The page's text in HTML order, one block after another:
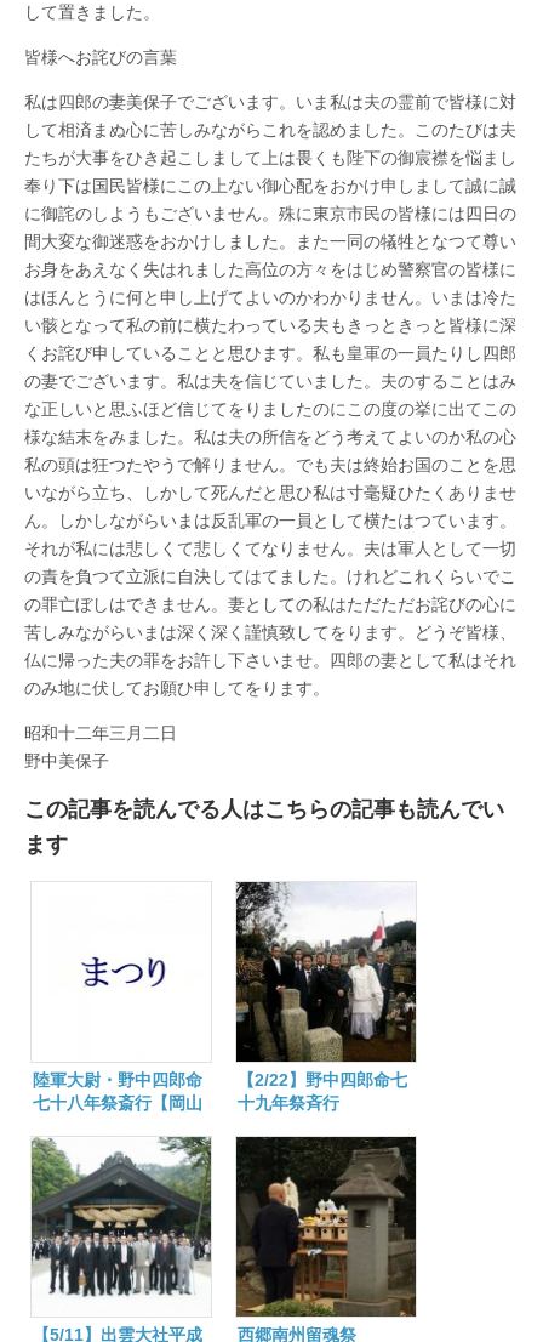
して置きました。
皆様へお詫びの言葉
私は四郎の妻美保子でございます。いま私は夫の霊前で皆様に対
して相済まぬ心に苦しみながらこれを認めました。このたびは夫
たちが大事をひき起こしまして上は畏くも陛下の御宸襟を悩まし
奉り下は国民皆様にこの上ない御心配をおかけ申しまして誠に誠
に御詫のしようもございません。殊に東京市民の皆様には四日の
間大変な御迷惑をおかけしました。また一同の犠牲となつて尊い
お身をあえなく失はれました高位の方々をはじめ警察官の皆様に
はほんとうに何と申し上げてよいのかわかりません。いまは冷た
い骸となって私の前に横たわっている夫もきっときっと皆様に深
くお詫び申していることと思ひます。私も皇軍の一員たりし四郎
の妻でございます。私は夫を信じていました。夫のすることはみ
な正しいと思ふほど信じてをりましたのにこの度の挙に出てこの
様な結末をみました。私は夫の所信をどう考えてよいのか私の心
私の頭は狂つたやうで解りません。でも夫は終始お国のことを思
いながら立ち、しかして死んだと思ひ私は寸毫疑ひたくありませ
ん。しかしながらいまは反乱軍の一員として横たはつています。
それが私には悲しくて悲しくてなりません。夫は軍人として一切
の責を負つて立派に自決してはてました。けれどこれくらいでこ
の罪亡ぼしはできません。妻としての私はただただお詫びの心に
苦しみながらいまは深く深く謹慎致してをります。どうぞ皆様、
仏に帰った夫の罪をお許し下さいませ。四郎の妻として私はそれ
のみ地に伏してお願ひ申してをります。
昭和十二年三月二日
野中美保子
この記事を読んでる人はこちらの記事も読んでい
ます
陸軍大尉・野中四郎命
七十八年祭斎行【岡山
【2/22】野中四郎命七
十九年祭斉行
【5/11】出雲大社平成 西郷南州留魂祭